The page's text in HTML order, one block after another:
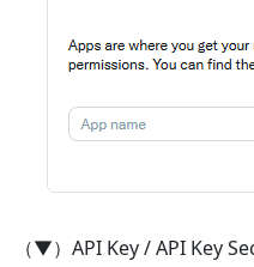
（▼）API Key / API Key